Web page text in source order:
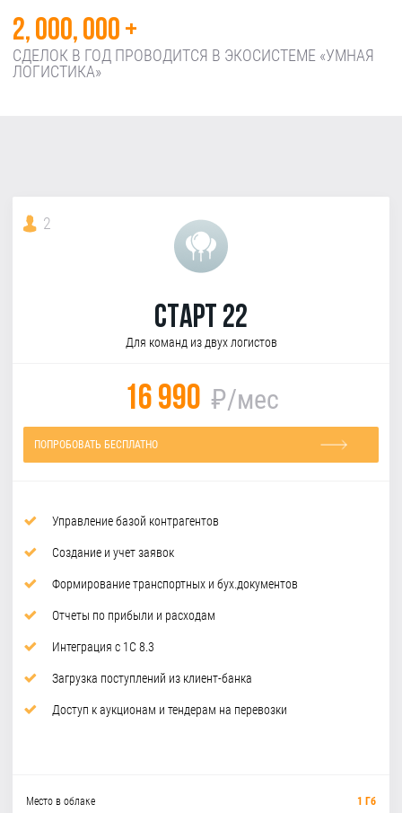
2, 000, 000 +
СДЕЛОК В ГОД ПРОВОДИТСЯ В ЭКОСИСТЕМЕ «УМНАЯ
ЛОГИСТИКА»
2
Старт 22
Для команд из двух логистов
16 990 ₽/мес
ПОПРОБОВАТЬ БЕСПЛАТНО
Управление базой контрагентов
Создание и учет заявок
Формирование транспортных и бух.документов
Отчеты по прибыли и расходам
Интеграция с 1С 8.3
Загрузка поступлений из клиент-банка
Доступ к аукционам и тендерам на перевозки
Место в облаке 1 Гб